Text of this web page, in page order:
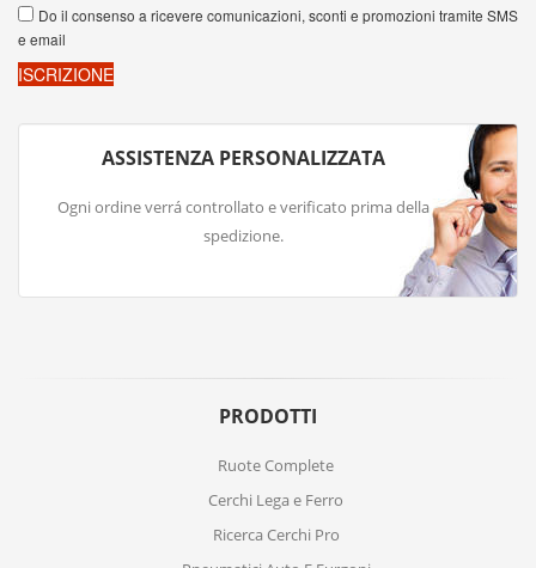
ASSISTENZA PERSONALIZZATA
Ogni ordine verrá controllato e verificato prima della
spedizione.
PRODOTTI
Ruote Complete
Cerchi Lega e Ferro
Ricerca Cerchi Pro